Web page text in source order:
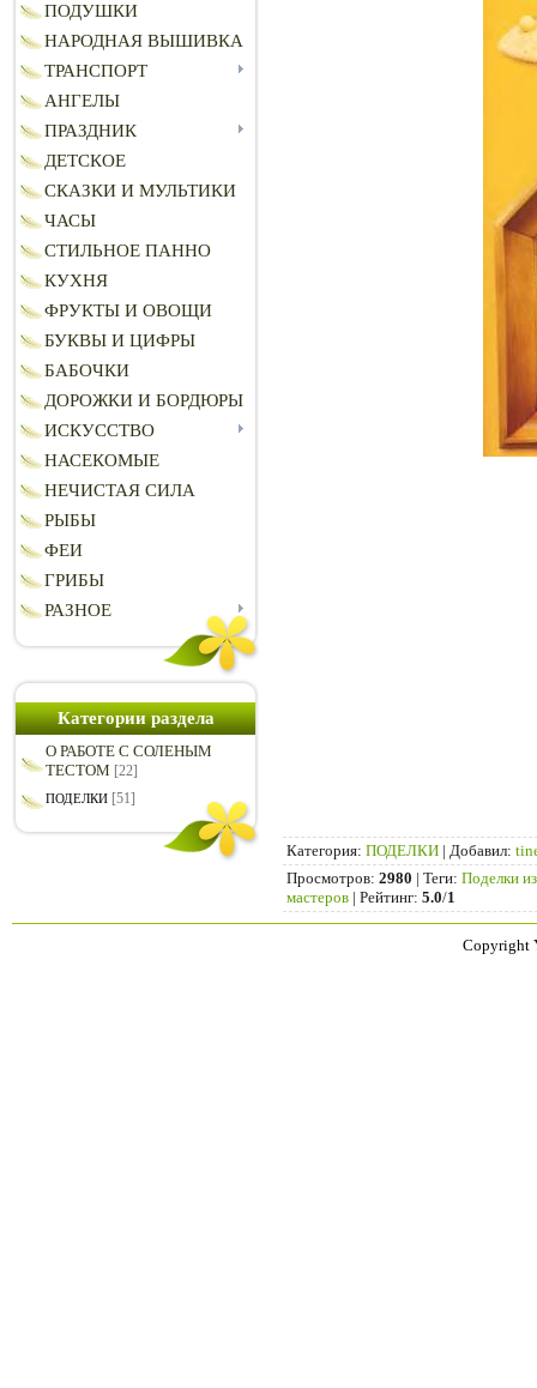
ПОДУШКИ
НАРОДНАЯ ВЫШИВКА
ТРАНСПОРТ
АНГЕЛЫ
ПРАЗДНИК
ДЕТСКОЕ
СКАЗКИ И МУЛЬТИКИ
ЧАСЫ
СТИЛЬНОЕ ПАННО
КУХНЯ
ФРУКТЫ И ОВОЩИ
БУКВЫ И ЦИФРЫ
БАБОЧКИ
ДОРОЖКИ И БОРДЮРЫ
ИСКУССТВО
НАСЕКОМЫЕ
НЕЧИСТАЯ СИЛА
РЫБЫ
ФЕИ
ГРИБЫ
РАЗНОЕ
Категории раздела
О РАБОТЕ С СОЛЕНЫМ
ТЕСТОМ [22]
ПОДЕЛКИ [51]
Категория: ПОДЕЛКИ | Добавил:
Просмотров: 2980 | Теги: Поделки
мастеров | Рейтинг: 5.0/1
Copyright